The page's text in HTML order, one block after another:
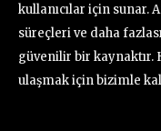
kullanıcılar için sunar.
süreçleri ve daha
güvenilir bir kaynaktır.
ulaşmak için bizimle